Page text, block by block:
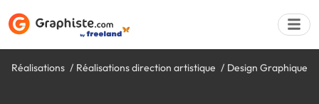
Réalisations Réalisations direction artistique Design Graphique